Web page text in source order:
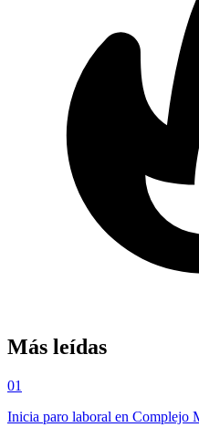
Más leídas
01
Inicia paro laboral en Complejo